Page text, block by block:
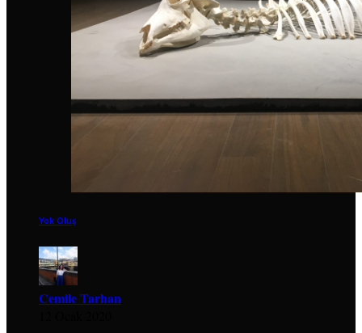
Yok Oluş
Cemile Tarhan